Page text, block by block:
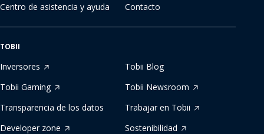
Centro de asistencia y ayuda
Contacto
TOBII
Inversores
Tobii Blog
Tobii Gaming
Tobii Newsroom
Transparencia de los datos
Trabajar en Tobii
Developer zone
Sostenibilidad